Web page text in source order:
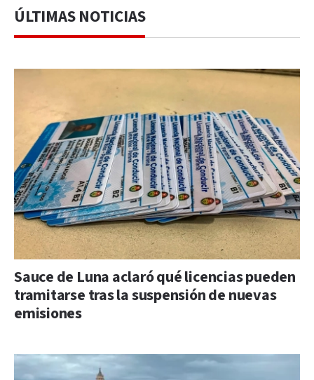
ÚLTIMAS NOTICIAS
Sauce de Luna aclaró qué licencias pueden
tramitarse tras la suspensión de nuevas
emisiones